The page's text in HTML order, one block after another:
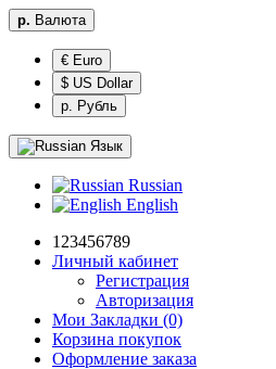
р. Валюта
€ Euro
$ US Dollar
р. Рубль
Язык
Russian
English
123456789
Личный кабинет
Регистрация
Авторизация
Мои Закладки (0)
Корзина покупок
Оформление заказа